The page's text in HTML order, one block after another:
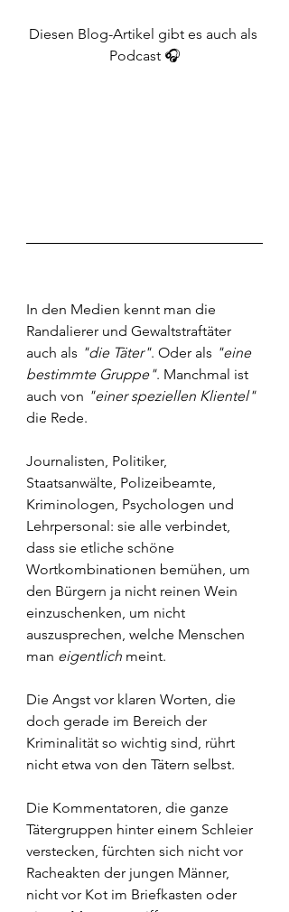
Diesen Blog-Artikel gibt es auch als
Podcast 🎧
In den Medien kennt man die
Randalierer und Gewaltstraftäter
auch als "die Täter". Oder als "eine
bestimmte Gruppe". Manchmal ist
auch von "einer speziellen Klientel"
die Rede.
Journalisten, Politiker,
Staatsanwälte, Polizeibeamte,
Kriminologen, Psychologen und
Lehrpersonal: sie alle verbindet,
dass sie etliche schöne
Wortkombinationen bemühen, um
den Bürgern ja nicht reinen Wein
einzuschenken, um nicht
auszusprechen, welche Menschen
man eigentlich meint.
Die Angst vor klaren Worten, die
doch gerade im Bereich der
Kriminalität so wichtig sind, rührt
nicht etwa von den Tätern selbst.
Die Kommentatoren, die ganze
Tätergruppen hinter einem Schleier
verstecken, fürchten sich nicht vor
Racheakten der jungen Männer,
nicht vor Kot im Briefkasten oder